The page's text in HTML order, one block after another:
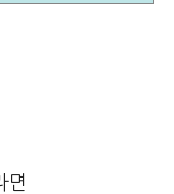
면